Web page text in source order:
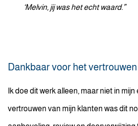
‘Melvin, jij was het echt waard.’”
Dankbaar voor het vertrouwen
Ik doe dit werk alleen, maar niet in
vertrouwen van mijn klanten was dit